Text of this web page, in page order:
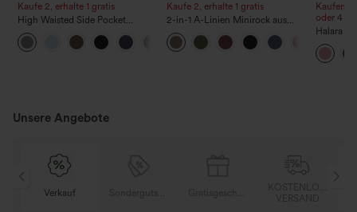
Kaufe 2, erhalte 1 gratis
High Waisted Side Pocket
Straight Leg Work Pants
+23
Kaufe 2, erhalte 1 gratis
2-in-1 A-Linien Minirock aus
Kordstoff mit hohem Bund -
lässig, längere Länge
Kaufen
oder 4
Halara
weitem
Unsere Angebote
Verkauf